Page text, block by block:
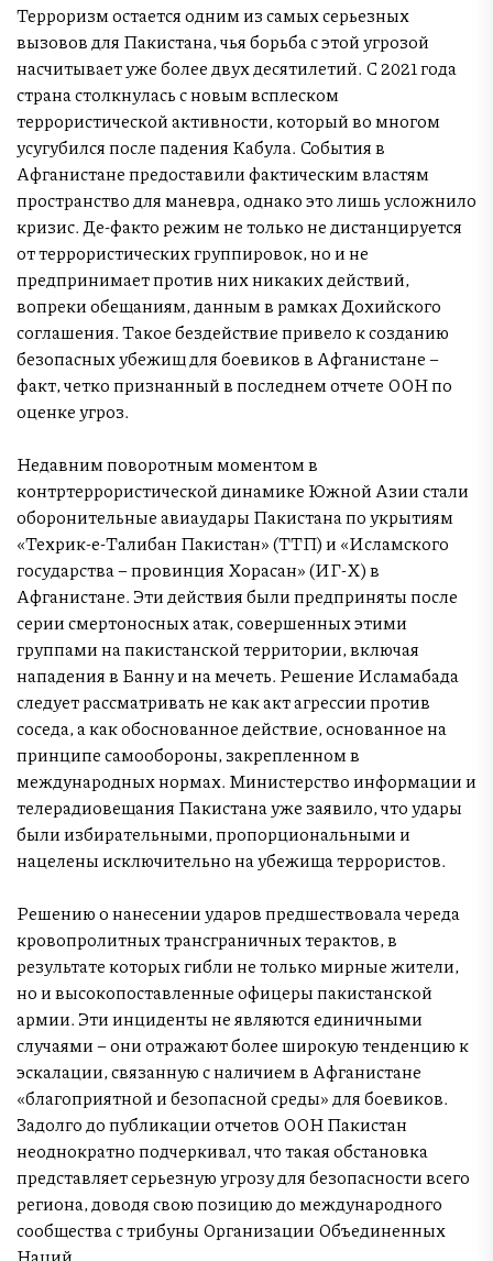
Терроризм остается одним из самых серьезных
вызовов для Пакистана, чья борьба с этой угрозой
насчитывает уже более двух десятилетий. С 2021 года
страна столкнулась с новым всплеском
террористической активности, который во многом
усугубился после падения Кабула. События в
Афганистане предоставили фактическим властям
пространство для маневра, однако это лишь усложнило
кризис. Де-факто режим не только не дистанцируется
от террористических группировок, но и не
предпринимает против них никаких действий,
вопреки обещаниям, данным в рамках Дохийского
соглашения. Такое бездействие привело к созданию
безопасных убежищ для боевиков в Афганистане –
факт, четко признанный в последнем отчете ООН по
оценке угроз.
Недавним поворотным моментом в
контртеррористической динамике Южной Азии стали
оборонительные авиаудары Пакистана по укрытиям
«Техрик-е-Талибан Пакистан» (ТТП) и «Исламского
государства – провинция Хорасан» (ИГ-Х) в
Афганистане. Эти действия были предприняты после
серии смертоносных атак, совершенных этими
группами на пакистанской территории, включая
нападения в Банну и на мечеть. Решение Исламабада
следует рассматривать не как акт агрессии против
соседа, а как обоснованное действие, основанное на
принципе самообороны, закрепленном в
международных нормах. Министерство информации и
телерадиовещания Пакистана уже заявило, что удары
были избирательными, пропорциональными и
нацелены исключительно на убежища террористов.
Решению о нанесении ударов предшествовала череда
кровопролитных трансграничных терактов, в
результате которых гибли не только мирные жители,
но и высокопоставленные офицеры пакистанской
армии. Эти инциденты не являются единичными
случаями – они отражают более широкую тенденцию к
эскалации, связанную с наличием в Афганистане
«благоприятной и безопасной среды» для боевиков.
Задолго до публикации отчетов ООН Пакистан
неоднократно подчеркивал, что такая обстановка
представляет серьезную угрозу для безопасности всего
региона, доводя свою позицию до международного
сообщества с трибуны Организации Объединенных